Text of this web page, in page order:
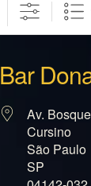
Bar
Av.
Cursino
São Paulo
SP